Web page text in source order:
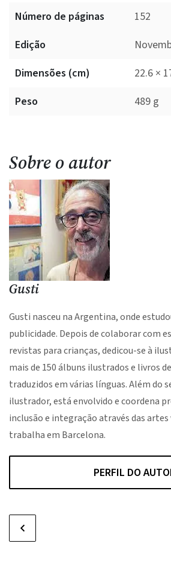
Número de páginas
152
Edição
Dimensões (cm)
22.6 ×
Peso
489 g
Sobre o autor
Gusti
Gusti nasceu na Argentina, onde
publicidade. Depois de colaborar com
revistas para crianças, dedicou-se à
mais de 150 álbuns ilustrados e livros
traduzidos em várias línguas. Além do
ilustrador, está envolvido e coordena
inclusão e integração através das artes
trabalha em Barcelona.
PERFIL DO